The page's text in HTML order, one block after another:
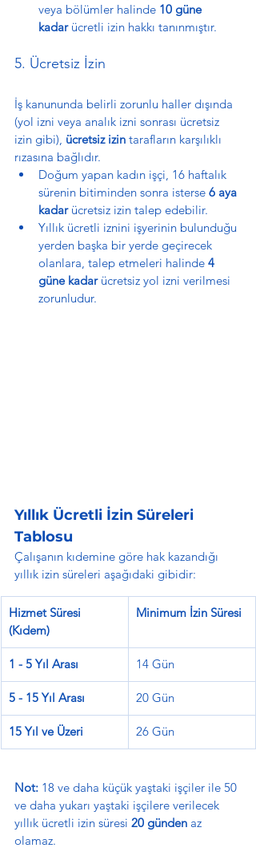
veya bölümler halinde 10 güne
kadar ücretli izin hakkı tanınmıştır.
5. Ücretsiz İzin
İş kanununda belirli zorunlu haller dışında
(yol izni veya analık izni sonrası ücretsiz
izin gibi), ücretsiz izin tarafların karşılıklı
rızasına bağlıdır.
Doğum yapan kadın işçi, 16 haftalık
sürenin bitiminden sonra isterse 6 aya
kadar ücretsiz izin talep edebilir.
Yıllık ücretli iznini işyerinin bulunduğu
yerden başka bir yerde geçirecek
olanlara, talep etmeleri halinde 4
güne kadar ücretsiz yol izni verilmesi
zorunludur.
Yıllık Ücretli İzin Süreleri
Tablosu
Çalışanın kıdemine göre hak kazandığı
yıllık izin süreleri aşağıdaki gibidir:
Hizmet Süresi
(Kıdem)
Minimum İzin Süresi
1 - 5 Yıl Arası 14 Gün
5 - 15 Yıl Arası 20 Gün
15 Yıl ve Üzeri 26 Gün
Not: 18 ve daha küçük yaştaki işçiler ile 50
ve daha yukarı yaştaki işçilere verilecek
yıllık ücretli izin süresi 20 günden az
olamaz.